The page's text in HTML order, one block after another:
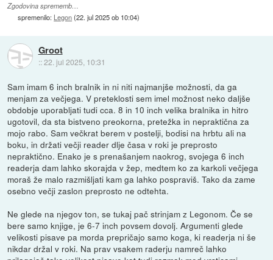
Zgodovina sprememb…
spremenilo: Legon(22. jul 2025 ob 10:04)
Groot
::22. jul 2025, 10:31
Sam imam 6 inch bralnik in ni niti najmanjše možnosti, da ga
menjam za večjega. V preteklosti sem imel možnost neko daljše
obdobje uporabljati tudi cca. 8 in 10 inch velika bralnika in hitro
ugotovil, da sta bistveno preokorna, pretežka in nepraktična za
mojo rabo. Sam večkrat berem v postelji, bodisi na hrbtu ali na
boku, in držati večji reader dlje časa v roki je preprosto
nepraktično. Enako je s prenašanjem naokrog, svojega 6 inch
readerja dam lahko skorajda v žep, medtem ko za karkoli večjega
moraš že malo razmišljati kam ga lahko pospraviš. Tako da zame
osebno večji zaslon preprosto ne odtehta.
Ne glede na njegov ton, se tukaj pač strinjam z Legonom. Če se
bere samo knjige, je 6-7 inch povsem dovolj. Argumenti glede
velikosti pisave pa morda prepričajo samo koga, ki readerja ni še
nikdar držal v roki. Na prav vsakem raderju namreč lahko